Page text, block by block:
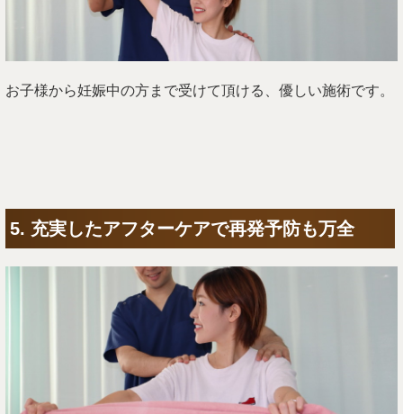
お子様から妊娠中の方まで受けて頂ける、優しい施術です。
5. 充実したアフターケアで再発予防も万全